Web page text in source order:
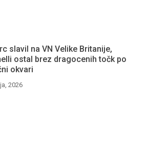
slavil na VN Velike Britanije,
ostal brez dragocenih točk po
okvari
2026